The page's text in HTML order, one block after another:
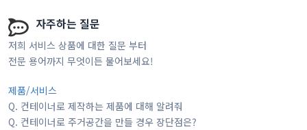
자주하는 질문
저희 서비스 상품에 대한 질문 부터
전문 용어까지 무엇이든 물어보세요!
제품/서비스
Q. 컨테이너로 제작하는 제품에 대해 알려줘
Q. 컨테이너로 주거공간을 만들 경우 장단점은?